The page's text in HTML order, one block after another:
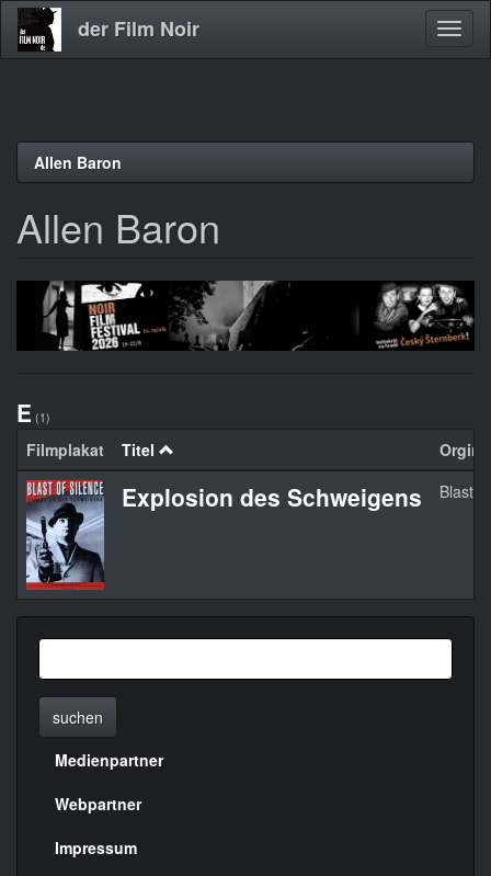
Direkt
der Film Noir
Allen Baron
Allen Baron
E (1)
Filmplakat Titel
Explosion des Schweigens Blast
suchen
Menülinks
rechte
Seite
Medienpartner
Webpartner
Impressum